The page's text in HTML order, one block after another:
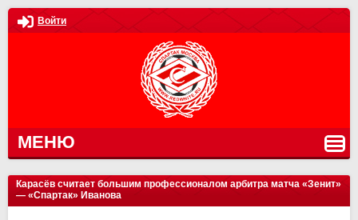
Войти
МЕНЮ
Карасёв считает большим профессионалом арбитра матча «Зенит»
— «Спартак» Иванова